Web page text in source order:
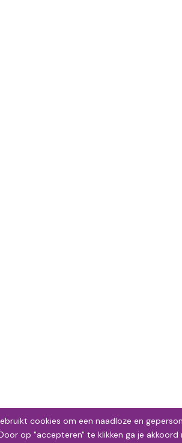
cookies om een naadloze en
op "accepteren" te klikken ga je